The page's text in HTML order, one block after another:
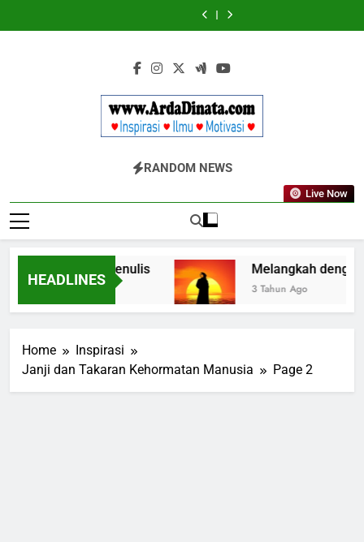
to
Komunikasi
di
EF
English
for
Adults
Diketahui
untuk
Komunikasi
EF
English
for
Adults
Inspirasi, Ilmu, Dan Motivasi
RANDOM NEWS
Live Now
HEADLINES
dalam Seni Menulis Melangkah dengan
3 Tahun Ago
Home
Inspirasi
Janji dan Takaran Kehormatan Manusia
Page 2